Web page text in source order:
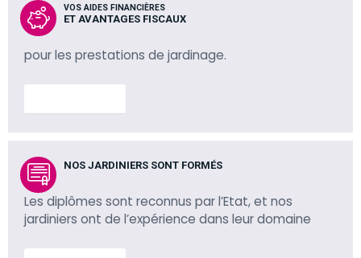
VOS AIDES FINANCIÈRES
ET AVANTAGES FISCAUX
pour les prestations de jardinage.
NOS JARDINIERS SONT FORMÉS
Les diplômes sont reconnus par l’Etat, et nos
jardiniers ont de l’expérience dans leur domaine